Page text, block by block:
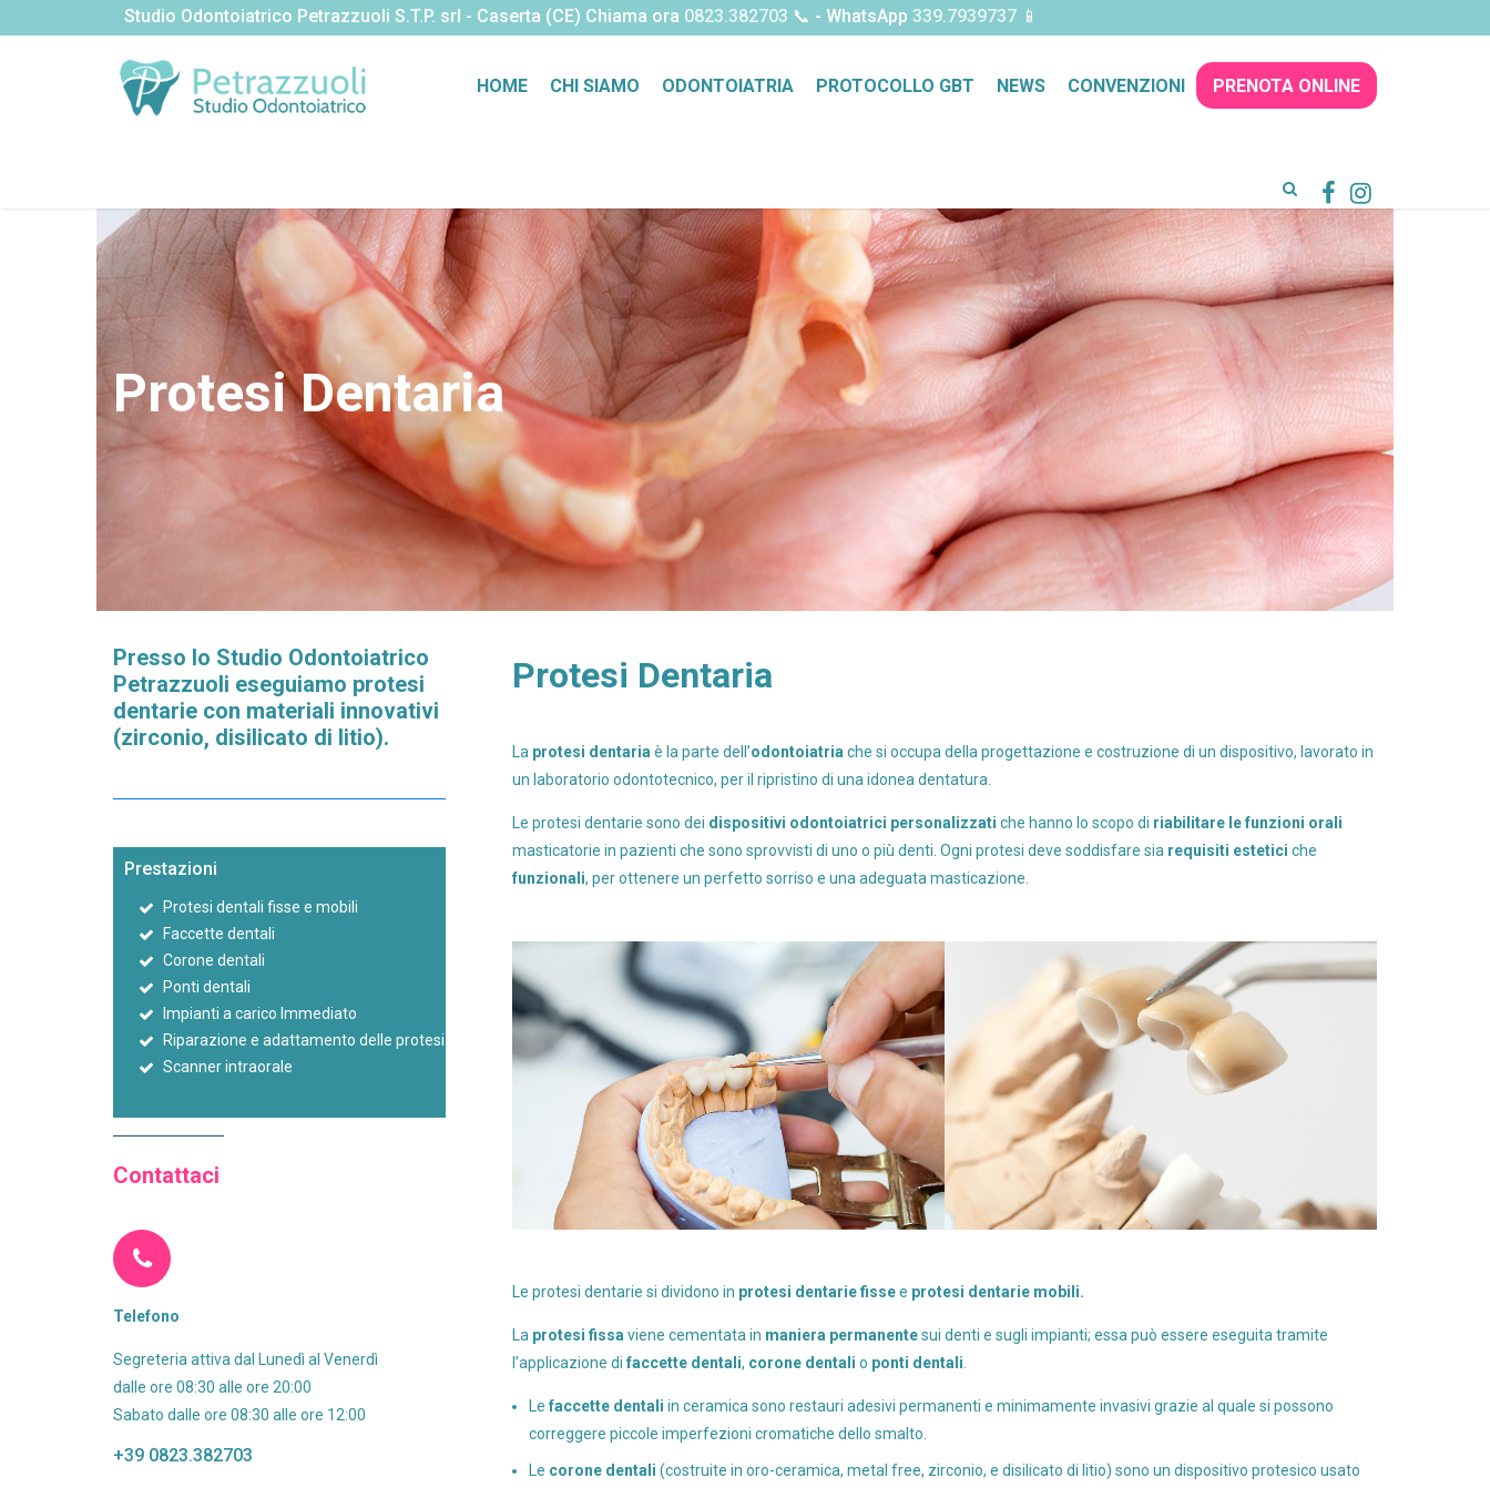
Studio Odontoiatrico Petrazzuoli S.T.P. srl - Caserta (CE) Chiama ora 0823.382703 📞 - WhatsApp 339.7939737 📱
HOME CHI SIAMO ODONTOIATRIA PROTOCOLLO GBT NEWS CONVENZIONI PRENOTA ONLINE
Protesi Dentaria
Presso lo Studio Odontoiatrico
Petrazzuoli eseguiamo protesi
dentarie con materiali innovativi
(zirconio, disilicato di litio).
Prestazioni
Protesi dentali fisse e mobili
Faccette dentali
Corone dentali
Ponti dentali
Impianti a carico Immediato
Riparazione e adattamento delle protesi
Scanner intraorale
Contattaci
Telefono
Segreteria attiva dal Lunedì al Venerdì
dalle ore 08:30 alle ore 20:00
Sabato dalle ore 08:30 alle ore 12:00
+39 0823.382703
Protesi Dentaria
La protesi dentaria è la parte dell’odontoiatria che si occupa della progettazione e costruzione di un dispositivo, lavorato in
un laboratorio odontotecnico, per il ripristino di una idonea dentatura.
Le protesi dentarie sono dei dispositivi odontoiatrici personalizzati che hanno lo scopo di riabilitare le funzioni orali
masticatorie in pazienti che sono sprovvisti di uno o più denti. Ogni protesi deve soddisfare sia requisiti estetici che
funzionali, per ottenere un perfetto sorriso e una adeguata masticazione.
Le protesi dentarie si dividono in protesi dentarie fissee protesi dentarie mobili.
La protesi fissa viene cementata in maniera permanentesui denti e sugli impianti; essa può essere eseguita tramite
l’applicazione di faccette dentali, corone dentali o ponti dentali
Le faccette dentali in ceramica sono restauri adesivi permanenti e minimamente invasivi grazie al quale si possono
correggere piccole imperfezioni cromatiche dello smalto.
Le corone dentali (costruite in oro-ceramica, metal free, zirconio, e disilicato di litio) sono un dispositivo protesico usato